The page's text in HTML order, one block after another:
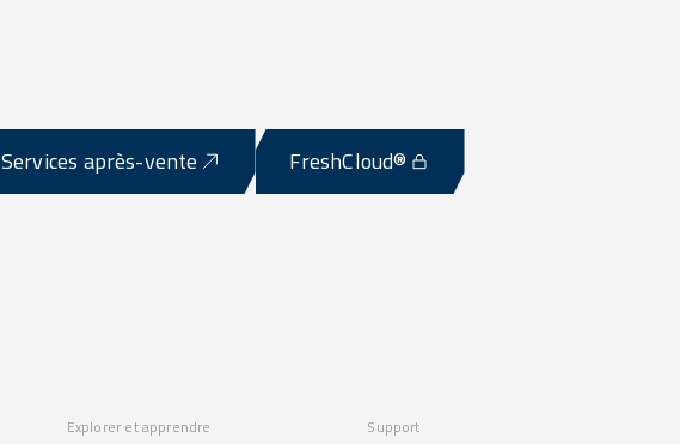
Services après-vente FreshCloud®
Explorer et apprendre Support